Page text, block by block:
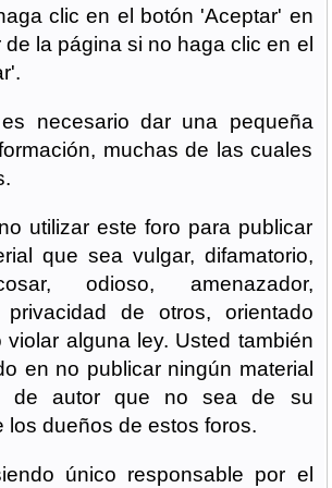
clic en el botón 'Aceptar' en
de la página si no haga clic en el
necesario dar una pequeña
muchas de las cuales
utilizar este foro para publicar
que sea vulgar, difamatorio,
odioso, amenazador,
de otros, orientado
violar alguna ley. Usted también
en no publicar ningún material
de autor que no sea de su
los dueños de estos foros.
único responsable por el